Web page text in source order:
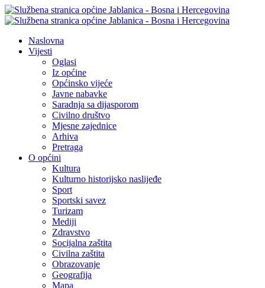
Naslovna
Vijesti
Oglasi
Iz općine
Općinsko vijeće
Javne nabavke
Saradnja sa dijasporom
Civilno društvo
Mjesne zajednice
Arhiva
Pretraga
O općini
Kultura
Kulturno historijsko naslijeđe
Sport
Sportski savez
Turizam
Mediji
Zdravstvo
Socijalna zaštita
Civilna zaštita
Obrazovanje
Geografija
Mapa